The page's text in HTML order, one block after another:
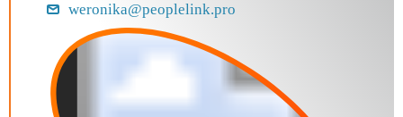
weronika@peoplelink.pro